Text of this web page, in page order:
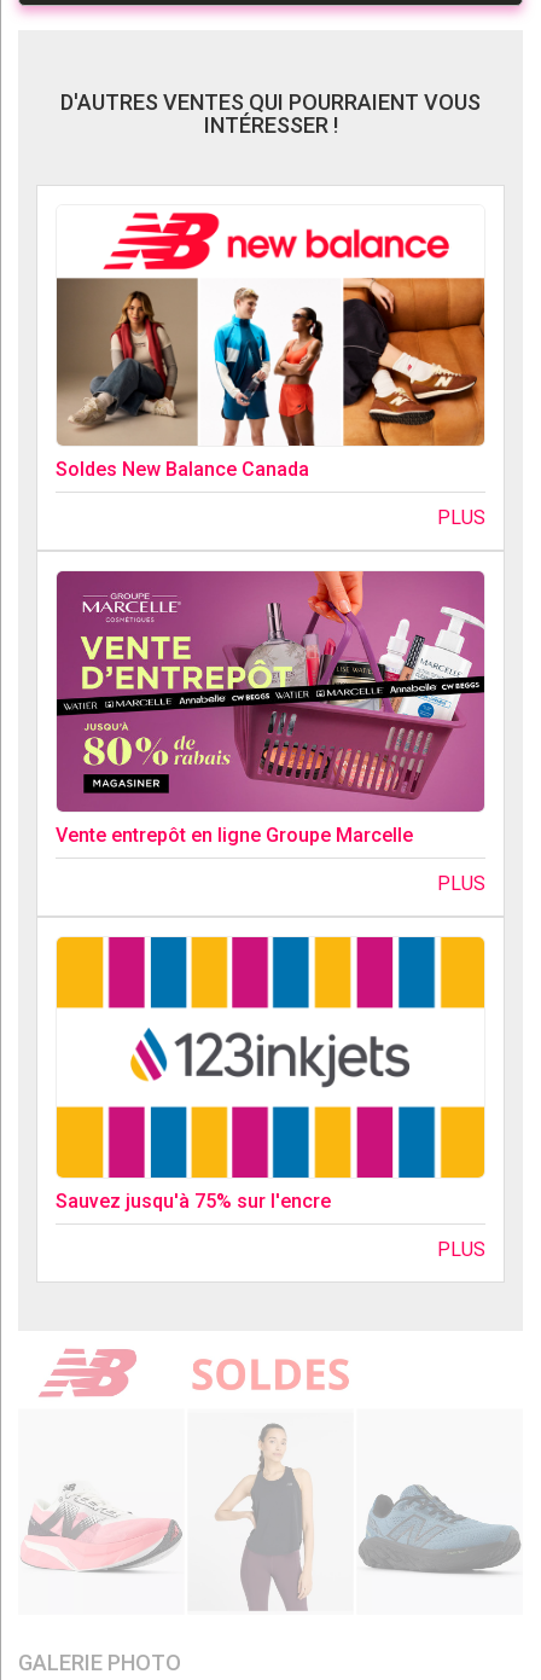
D'AUTRES VENTES QUI POURRAIENT VOUS
INTÉRESSER !
Soldes New Balance Canada
PLUS
Vente entrepôt en ligne Groupe Marcelle
PLUS
Sauvez jusqu'à 75% sur l'encre
PLUS
GALERIE PHOTO